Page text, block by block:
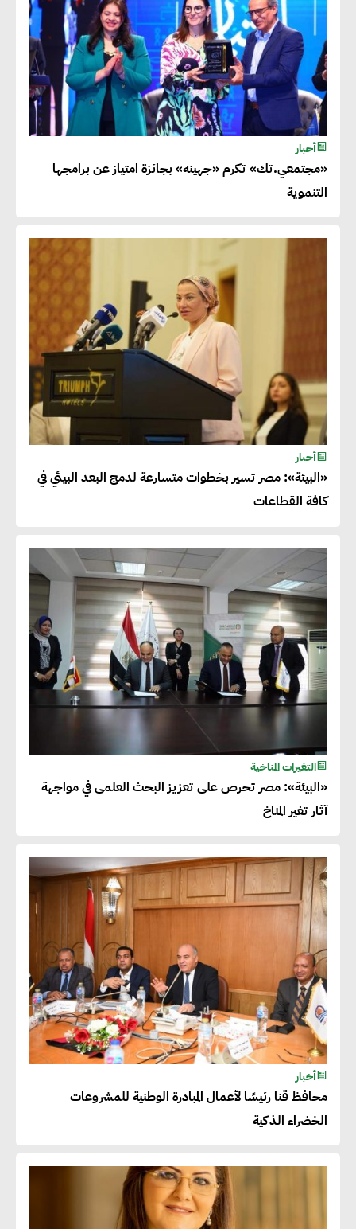
أخبار
«مجتمعي.تك» تكرم «جهينه» بجائزة امتياز عن برامجها
التنموية
أخبار
«البيئة»: مصر تسير بخطوات متسارعة لدمج البعد البيئي في
كافة القطاعات
التغيرات المناخية
«البيئة»: مصر تحرص على تعزيز البحث العلمى في مواجهة
آثار تغير المناخ
أخبار
محافظ قنا رئيسًا لأعمال المبادرة الوطنية للمشروعات
الخضراء الذكية